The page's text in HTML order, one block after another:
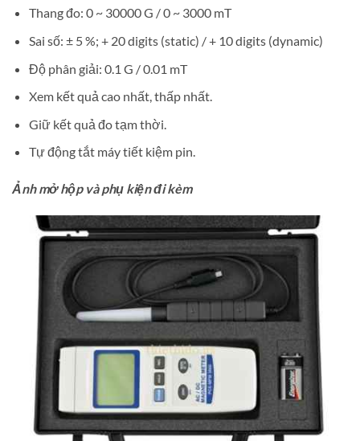
Thang đo: 0 ~ 30000 G / 0 ~ 3000 mT
Sai số: ± 5 %; + 20 digits (static) / + 10 digits (dynamic)
Độ phân giải: 0.1 G / 0.01 mT
Xem kết quả cao nhất, thấp nhất.
Giữ kết quả đo tạm thời.
Tự động tắt máy tiết kiệm pin.
Ảnh mở hộp và phụ kiện đi kèm